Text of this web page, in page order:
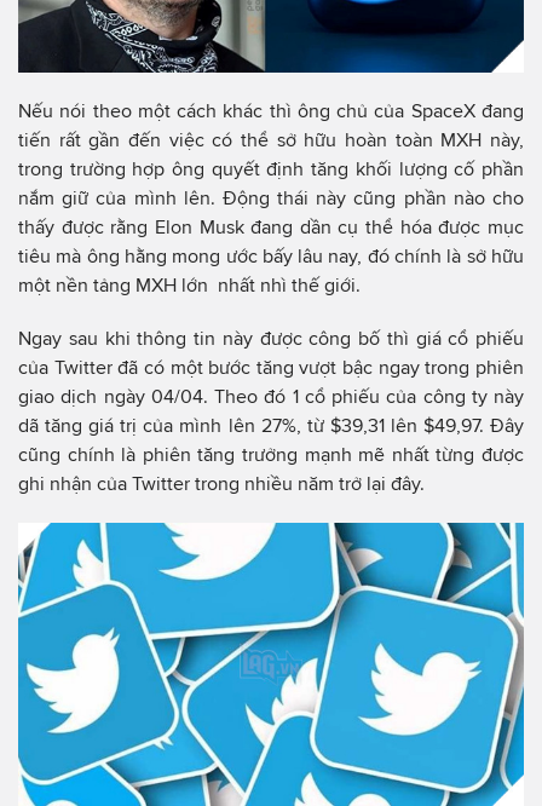
Nếu nói theo một cách khác thì ông chủ của SpaceX đang
tiến rất gần đến việc có thể sở hữu hoàn toàn MXH này,
trong trường hợp ông quyết định tăng khối lượng cố phần
nắm giữ của mình lên. Động thái này cũng phần nào cho
thấy được rằng Elon Musk đang dần cụ thể hóa được mục
tiêu mà ông hằng mong ước bấy lâu nay, đó chính là sở hữu
một nền tảng MXH lớn nhất nhì thế giới.
Ngay sau khi thông tin này được công bố thì giá cổ phiếu
của Twitter đã có một bước tăng vượt bậc ngay trong phiên
giao dịch ngày 04/04. Theo đó 1 cổ phiếu của công ty này
dã tăng giá trị của mình lên 27%, từ $39,31 lên $49,97. Đây
cũng chính là phiên tăng trưởng mạnh mẽ nhất từng được
ghi nhận của Twitter trong nhiều năm trở lại đây.